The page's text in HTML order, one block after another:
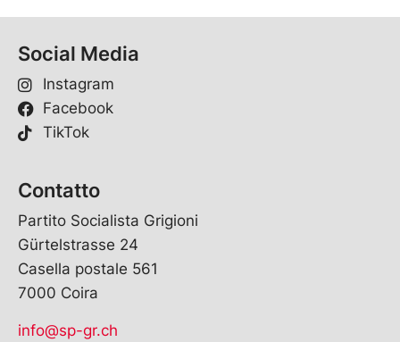
Social Media
Instagram
Facebook
TikTok
Contatto
Partito Socialista Grigioni
Gürtelstrasse 24
Casella postale 561
7000 Coira
info@sp-gr.ch